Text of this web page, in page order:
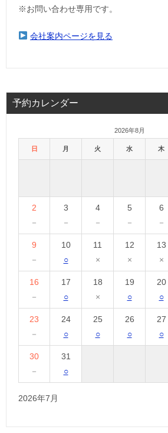
※お問い合わせ専用です。
会社案内ページを見る
予約カレンダー
2026年8月
日 月 火 水 木
2
－
3
－
4
－
5
－
6
－
9
－
10
○
11
×
12
×
13
×
16
－
17
○
18
×
19
○
20
○
23
－
24
○
25
○
26
○
27
○
30
－
31
○
2026年7月